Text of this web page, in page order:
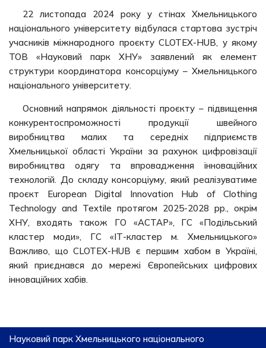
22 листопада 2024 року у стінах Хмельницького
національного університету відбулася стартова зустріч
учасників міжнародного проєкту CLOTEX-HUB, у якому
ТОВ «Науковий парк ХНУ» заявлений як елемент
структури координатора консорціуму – Хмельницького
національного університету.
Основний напрямок діяльності проєкту – підвищення
конкурентоспроможності продукції швейного
виробництва малих та середніх підприємств
Хмельницької області України за рахунок цифровізації
виробництва одягу та впровадження інноваційних
технологій. До складу консорціуму, який реалізуватиме
проєкт European Digital Innovation Hub of Clothing
Technology and Textile протягом 2025-2028 рр., окрім
ХНУ, входять також ГО «АСТАР», ГС «Подільський
кластер моди», ГС «ІТ-кластер м. Хмельницького»
Важливо, що CLOTEX-HUB є першим хабом в Україні,
який приєднався до мережі Європейських цифрових
інноваційних хабів.
Науковий парк Хмельницького національного